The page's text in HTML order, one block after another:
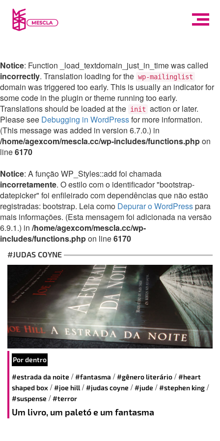
Notice: Function _load_textdomain_just_in_time was called
incorrectly. Translation loading for the wp-mailinglist
domain was triggered too early. This is usually an indicator for
some code in the plugin or theme running too early.
Translations should be loaded at the init action or later.
Please see Debugging in WordPressfor more information.
(This message was added in version 6.7.0.) in
/home/agexcom/mescla.cc/wp-includes/functions.phpon
line6170
Notice: A função WP_Styles::add foi chamada
incorretamente. O estilo com o identificador "bootstrap-
datepicker" foi enfileirado com dependências que não estão
registradas: bootstrap. Leia como Depurar o WordPresspara
mais informações. (Esta mensagem foi adicionada na versão
6.9.1.) in /home/agexcom/mescla.cc/wp-
includes/functions.phpon line6170
#JUDAS COYNE
Por dentro
#estrada da noite /#fantasma /#gênero literário /#heart
shaped box /#joe hill/#judas coyne /#jude /#stephen king /
#suspense /#terror
Um livro, um paletó e um fantasma